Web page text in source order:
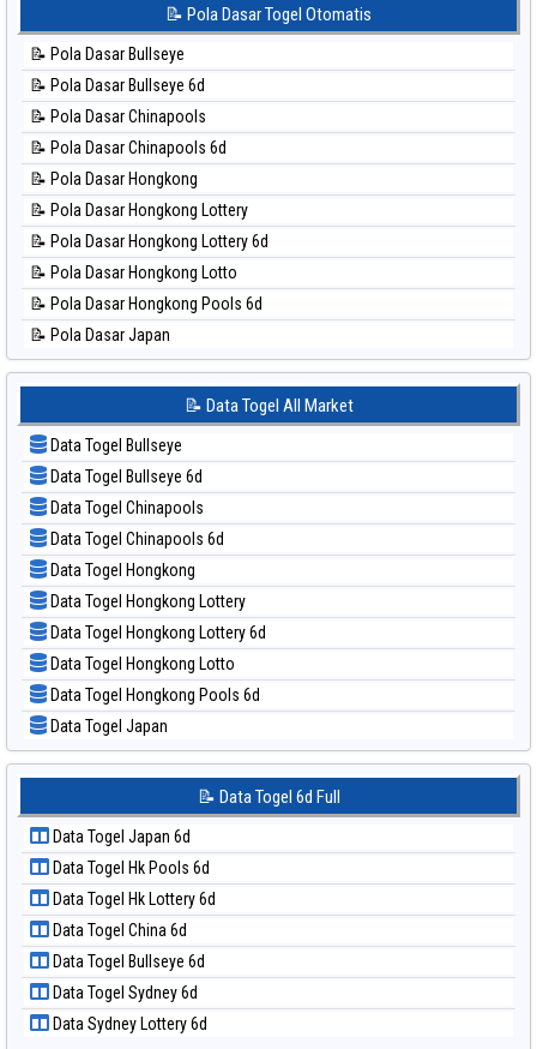
⚽ Bola Hitam Taiwan
📊 Statistik Kuda Lari
📊 Statistik Magnum Cambodia
📊 Statistik Nagoya
📊 Statistik New York Midday
📊 Statistik North Carolina Day
📊 Statistik Pcso
📊 Statistik Pennsylvania Day
📊 Statistik Sao Paulo
📊 Statistik Singapore
📊 Statistik Sydney
📊 Statistik Sydney Lottery
📊 Statistik Sydney Lottery 6d
📊 Statistik Sydney Lotto
📊 Statistik Sydney Pools 6d
📊 Statistik Taipei
📊 Statistik Taiwan
📝 Pola Dasar Togel Otomatis
📝 Pola Dasar Bullseye
📝 Pola Dasar Bullseye 6d
📝 Pola Dasar Chinapools
📝 Pola Dasar Chinapools 6d
📝 Pola Dasar Hongkong
📝 Pola Dasar Hongkong Lottery
📝 Pola Dasar Hongkong Lottery 6d
📝 Pola Dasar Hongkong Lotto
📝 Pola Dasar Hongkong Pools 6d
📝 Pola Dasar Japan
📝 Pola Dasar Japan 6d
📝 Pola Dasar Kuda Lari
📝 Pola Dasar Magnum Cambodia
📝 Pola Dasar Nagoya
📝 Pola Dasar North Carolina Day
📝 Pola Dasar Pcso
📝 Pola Dasar Sao Paulo
📝 Pola Dasar Singapore
📝 Pola Dasar Sydney
📝 Pola Dasar Sydney Lottery
📝 Pola Dasar Sydney Lottery 6d
📝 Pola Dasar Sydney Lotto
📝 Pola Dasar Sydney Pools 6d
📝 Pola Dasar Taiwan
📝 Data Togel All Market
Data Togel Bullseye
Data Togel Bullseye 6d
Data Togel Chinapools
Data Togel Chinapools 6d
Data Togel Hongkong
Data Togel Hongkong Lottery
Data Togel Hongkong Lottery 6d
Data Togel Hongkong Lotto
Data Togel Hongkong Pools 6d
Data Togel Japan
Data Togel Japan 6d
Data Togel Kuda Lari
Data Togel Magnum Cambodia
Data Togel Nagoya
Data Togel North Carolina Day
Data Togel Pcso
Data Togel Sao Paulo
Data Togel Singapore
Data Togel Sydney
📝 Data Togel 6d Full
Data Togel Japan 6d
Data Togel Hk Pools 6d
Data Togel Hk Lottery 6d
Data Togel China 6d
Data Togel Bullseye 6d
Data Togel Sydney 6d
Data Sydney Lottery 6d